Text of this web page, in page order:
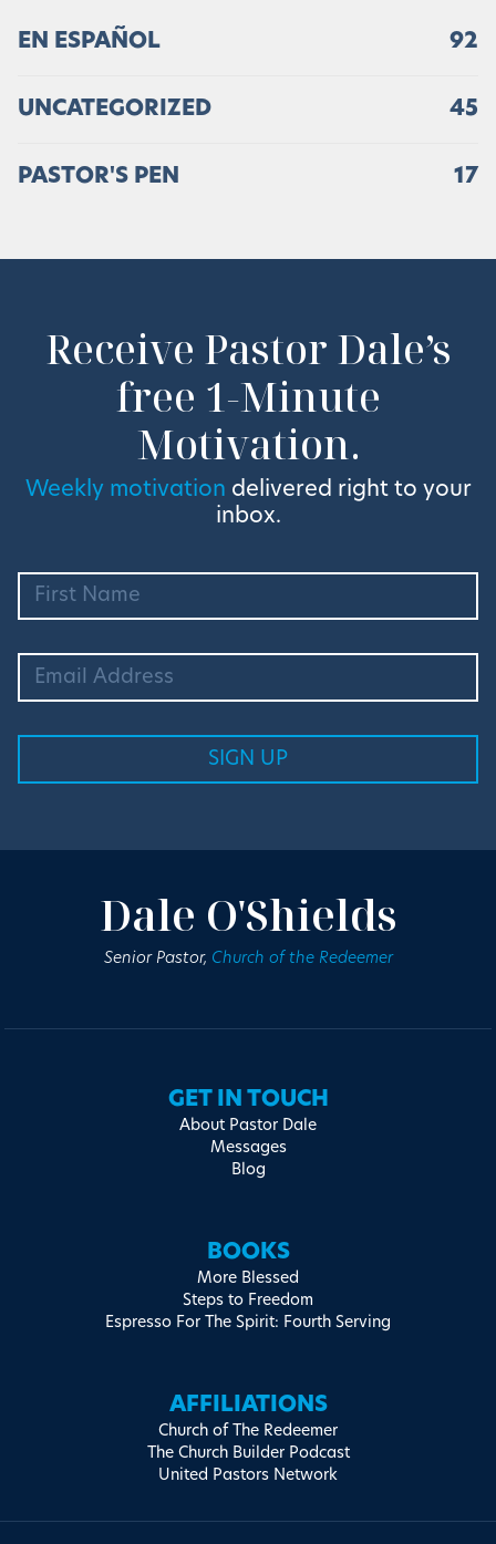
EN ESPAÑOL 92
UNCATEGORIZED 45
PASTOR'S PEN 17
Receive Pastor Dale’s
free 1-Minute
Motivation.
Weekly motivation delivered right to your
inbox.
Dale O'Shields
Senior Pastor, Church of the Redeemer
GET IN TOUCH
About Pastor Dale
Messages
Blog
BOOKS
More Blessed
Steps to Freedom
Espresso For The Spirit: Fourth Serving
AFFILIATIONS
Church of The Redeemer
The Church Builder Podcast
United Pastors Network